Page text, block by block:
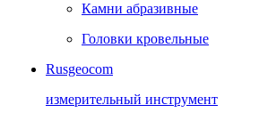
Камни абразивные
Головки кровельные
Rusgeocom
измерительный инструмент